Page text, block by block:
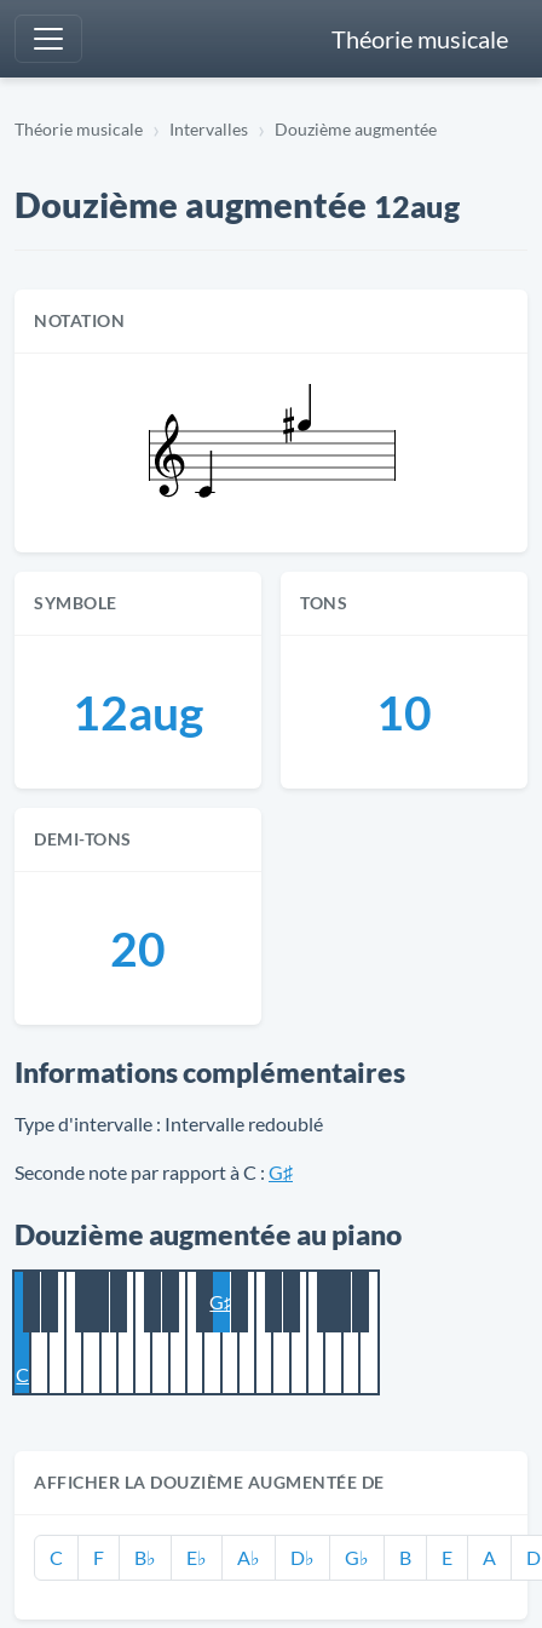
Théorie musicale
Théorie musicale Intervalles Douzième augmentée
Douzième augmentée 12aug
NOTATION
SYMBOLE
12aug
TONS
10
DEMI-TONS
20
Informations complémentaires
Type d'intervalle : Intervalle redoublé
Seconde note par rapport à C : G♯
Douzième augmentée au piano
C
G♯
AFFICHER LA DOUZIÈME AUGMENTÉE DE
C F B♭ E♭ A♭ D♭ G♭ B E A D